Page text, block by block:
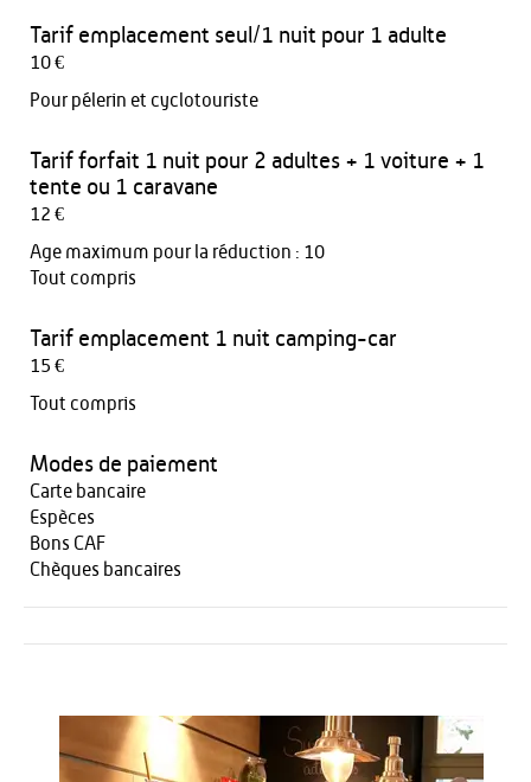
Tarif emplacement seul/1 nuit pour 1 adulte
10 €
Pour pélerin et cyclotouriste
Tarif forfait 1 nuit pour 2 adultes + 1 voiture + 1
tente ou 1 caravane
12 €
Age maximum pour la réduction : 10
Tout compris
Tarif emplacement 1 nuit camping-car
15 €
Tout compris
Modes de paiement
Carte bancaire
Espèces
Bons CAF
Chèques bancaires